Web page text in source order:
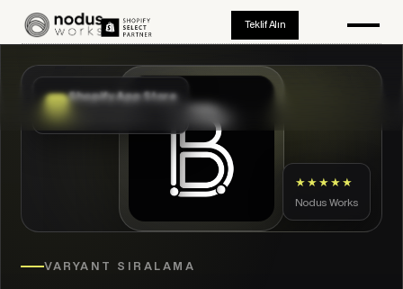
Teklif Alın
VARYANT SIRALAMA
Shopify App Store
★★★★★
Nodus Works